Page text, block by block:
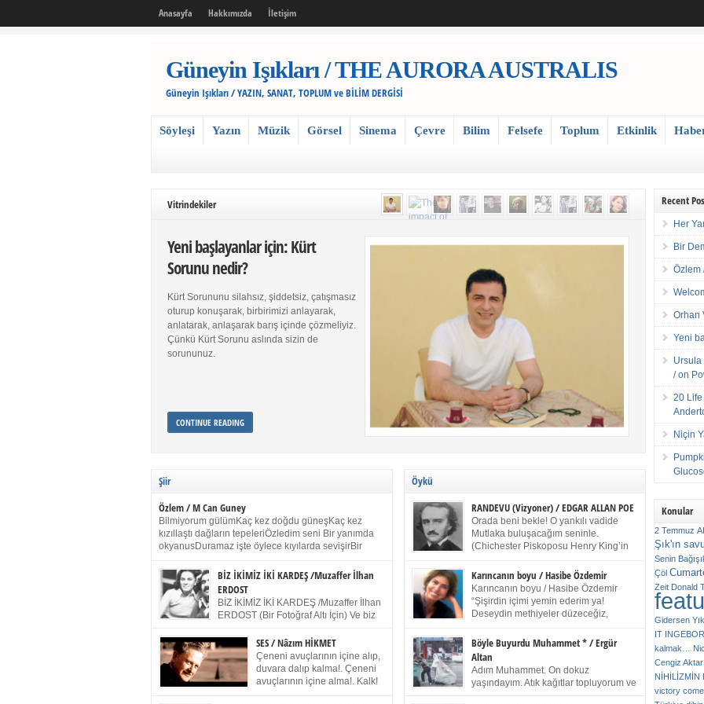
Anasayfa Hakkımızda İletişim
Güneyin Işıkları / THE AURORA AUSTRALIS
Güneyin Işıkları / YAZIN, SANAT, TOPLUM ve BİLİM DERGİSİ
Söyleşi Yazın Müzik Görsel Sinema Çevre Bilim Felsefe Toplum Etkinlik
Vitrindekiler
Yeni başlayanlar için: Kürt
Sorunu nedir?
Kürt Sorununu silahsız, şiddetsiz, çatışmasız
oturup konuşarak, birbirimizi anlayarak,
anlatarak, anlaşarak barış içinde çözmeliyiz.
Çünkü Kürt Sorunu aslında sizin de
sorununuz.
CONTINUE READING
Şiir
Özlem / M Can Guney
Bilmiyorum gülümKaç kez doğdu güneşKaç kez
kızıllaştı dağların tepeleriÖzledim seni Bir yanımda
okyanusDuramaz işte öylece kıyılarda sevişirBir
dururSokulur yalnızlığıma kokun olur Gözlerim bir
buruk gülümsemeDudağımda buğusu
öpüşlerinGeceler boyuÖzledim seni 2004 Haziran
Sydney / Toplumsal Kaynak / Memduh Güney
BİZ İKİMİZ İKİ KARDEŞ /Muzaffer İlhan
ERDOST
BİZ İKİMİZ İKİ KARDEŞ /Muzaffer İlhan
ERDOST (Bir Fotoğraf Altı İçin) Ve biz
Duracağız Fotoğrafımızda durduğumuz gibi Benim
ellerimde kelepçe Yüzümde yapay bir gülüş
(Kelepçeyi yadırgamanın gülüşü belki İlk kez olduğu
için Sonra alıştım Ve unuttum sonra kelepçeyi
SES / Nâzım HİKMET
Çeneni avuçlarının içine alıp,
duvara dalıp kalma!. Çeneni
avuçlarının içine alma!. Kalk!
Öykü
RANDEVU (Vizyoner) / EDGAR ALLAN POE
Orada beni bekle! O yankılı vadide
Mutlaka buluşacağım seninle.
(Chichester Piskoposu Henry King’in
Talihsiz ve gizemli adam! – Sen ki kendi hayal
gücünün parlaklığıyla afalladın, gençliğinin alevleri
arasına düştün! Hayalimde seni tekrar görüyorum!
Bir kez daha önümde duruyor siluetin! – Olduğun –
ah olduğun gibi değil soğuk vadide ve gölgelerin […]
Karıncanın boyu / Hasibe Özdemir
Karıncanın boyu / Hasibe Özdemir
“Şişirdin içimi yemin ederim ya!
Deseydin methiyeler düzeceğiz,
titriyor. “Sana gel demedim kızım.” diyorum sakince.
“Takıldın peşime madem, ne duyarsan
katlanacaksın.” Bir sigara yakıyor. Başını yana yatırıp,
bezmiş annelerin yılgın bakışıyla süzüyor beni.
Kaşlarımı kaldırıp ona bakıyorum ben de. Pes ediyor.
Böyle Buyurdu Muhammet * / Ergür
Altan
Adım Muhammet. On dokuz
yaşındayım. Atık kağıtlar topluyorum ve
Recent
Her
Bir
Özlem
Orhan
Yeni
Ursula
/ on
20
Niçin
Konular
2 Temmuz
Şık'ın
Senin
Çöl
Zeit Donald
Gidersen
IT
kalmak…
Cengiz Aktar
NİHİLİZMİN
victory